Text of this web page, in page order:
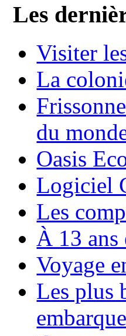
Les
Visiter
La
du
Oasis
Logiciel
Les
À 13 ans
Voyage
Les plus